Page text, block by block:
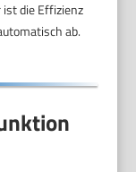
die Effizienz
ab.